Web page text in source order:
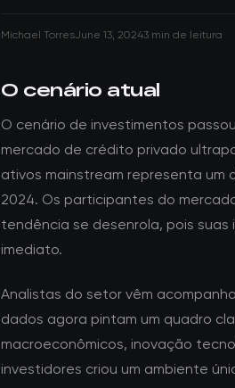
Michael TorresJune 13, 20243 min de leitura
O cenário atual
O cenário de investimentos
mercado de crédito privado
ativos mainstream representa um
2024. Os participantes do
tendência se desenrola, pois
imediato.
Analistas do setor vêm
dados agora pintam um quadro
macroeconômicos, inovação
investidores criou um ambiente